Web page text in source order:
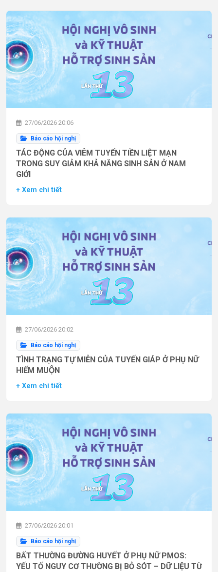
27/06/2026 20:06
Báo cáo hội nghị
TÁC ĐỘNG CỦA VIÊM TUYẾN TIỀN LIỆT MẠN
TRONG SUY GIẢM KHẢ NĂNG SINH SẢN Ở NAM
GIỚI
+ Xem chi tiết
27/06/2026 20:02
Báo cáo hội nghị
TÌNH TRẠNG TỰ MIỄN CỦA TUYẾN GIÁP Ở PHỤ NỮ
HIẾM MUỘN
+ Xem chi tiết
27/06/2026 20:01
Báo cáo hội nghị
BẤT THƯỜNG ĐƯỜNG HUYẾT Ở PHỤ NỮ PMOS:
YẾU TỐ NGUY CƠ THƯỜNG BỊ BỎ SÓT – DỮ LIỆU TỪ